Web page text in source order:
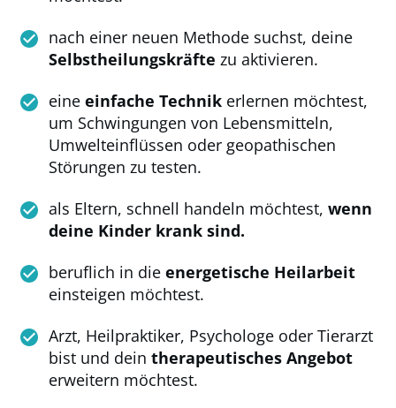
nach einer neuen Methode suchst, deine
Selbstheilungskräfte zu aktivieren.
eine einfache Technik erlernen möchtest,
um Schwingungen von Lebensmitteln,
Umwelteinflüssen oder geopathischen
Störungen zu testen.
als Eltern, schnell handeln möchtest, wenn
deine Kinder krank sind.
beruflich in die energetische Heilarbeit
einsteigen möchtest.
Arzt, Heilpraktiker, Psychologe oder Tierarzt
bist und dein therapeutisches Angebot
erweitern möchtest.